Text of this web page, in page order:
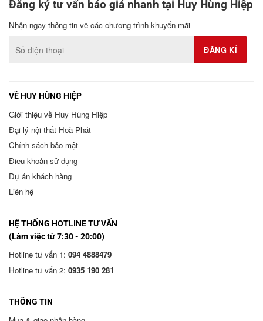
Đăng ký tư vấn báo giá nhanh tại Huy Hùng Hiệp
Nhận ngay thông tin về các chương trình khuyến mãi
VỀ HUY HÙNG HIỆP
Giới thiệu về Huy Hùng Hiệp
Đại lý nội thất Hoà Phát
Chính sách bảo mật
Điều khoản sử dụng
Dự án khách hàng
Liên hệ
HỆ THỐNG HOTLINE TƯ VẤN
(Làm việc từ 7:30 - 20:00)
Hotline tư vấn 1: 094 4888479
Hotline tư vấn 2: 0935 190 281
THÔNG TIN